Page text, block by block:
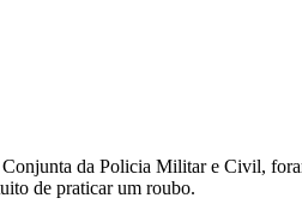
da Policia Militar e Civil,
de praticar um roubo.